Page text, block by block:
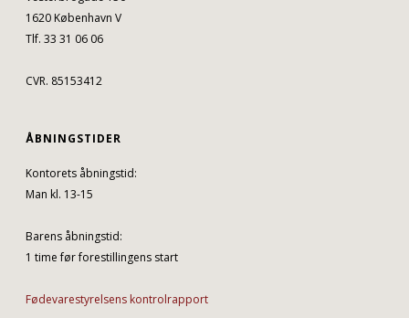
1620 København V
Tlf. 33 31 06 06
CVR. 85153412
ÅBNINGSTIDER
Kontorets åbningstid:
Man kl. 13-15
Barens åbningstid:
1 time før forestillingens start
Fødevarestyrelsens kontrolrapport